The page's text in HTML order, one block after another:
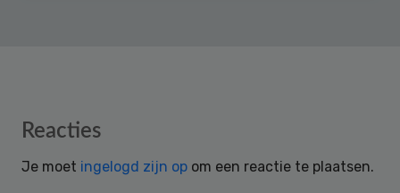
Reader
Reacties
Je moet ingelogd zijn op om een reactie te plaatsen.